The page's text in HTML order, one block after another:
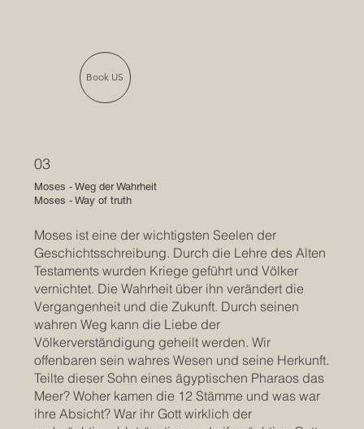
Book US
03
Moses - Weg der Wahrheit
Moses - Way of truth
Moses ist eine der wichtigsten Seelen der
Geschichtsschreibung. Durch die Lehre des Alten
Testaments wurden Kriege geführt und Völker
vernichtet. Die Wahrheit über ihn verändert die
Vergangenheit und die Zukunft. Durch seinen
wahren Weg kann die Liebe der
Völkerverständigung geheilt werden. Wir
offenbaren sein wahres Wesen und seine Herkunft.
Teilte dieser Sohn eines ägyptischen Pharaos das
Meer? Woher kamen die 12 Stämme und was war
ihre Absicht? War ihr Gott wirklich der